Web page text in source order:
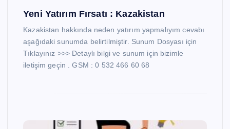
Yeni Yatırım Fırsatı : Kazakistan
Kazakistan hakkında neden yatırım yapmalıyım cevabı
aşağıdaki sunumda belirtilmiştir. Sunum Dosyası için
Tıklayınız >>> Detaylı bilgi ve sunum için bizimle
iletişim geçin . GSM : 0 532 466 60 68